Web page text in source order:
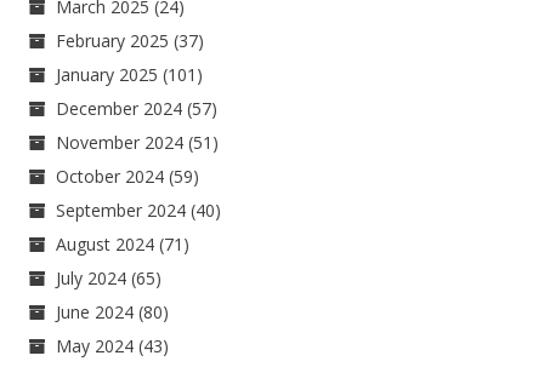
March 2025 (24)
February 2025 (37)
January 2025 (101)
December 2024 (57)
November 2024 (51)
October 2024 (59)
September 2024 (40)
August 2024 (71)
July 2024 (65)
June 2024 (80)
May 2024 (43)